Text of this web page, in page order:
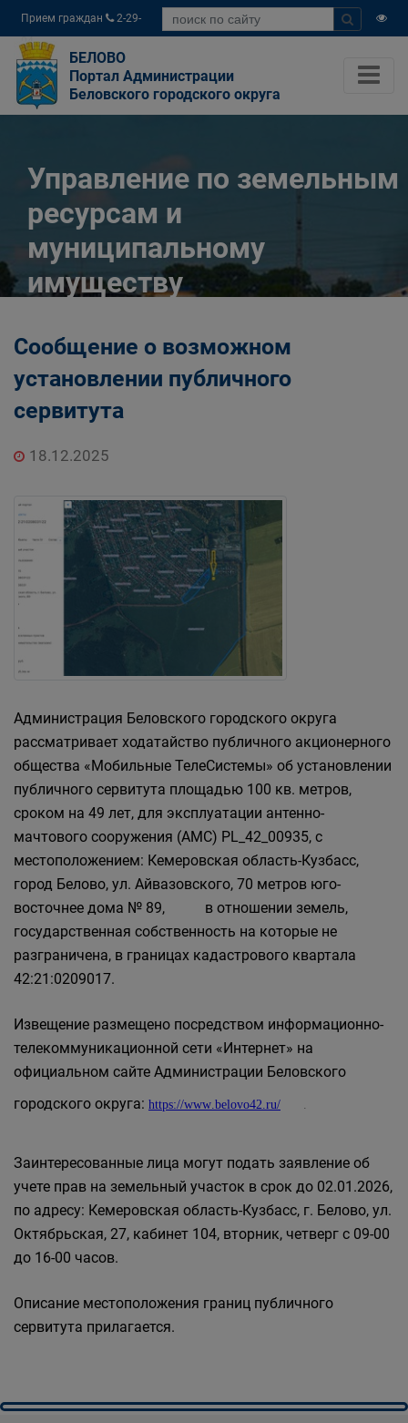
Прием граждан
2-29-
04
БЕЛОВО
Портал Администрации
Беловского городского округа
Управление по земельным
ресурсам и
муниципальному
имуществу
Беловского городского
округа
Структурные подразделения Администрации
Управление по земельным ресурсам и
муниципальному имуществу Администрации
Беловского городского округа
Сообщение о возможном
установлении публичного
сервитута
18.12.2025
Администрация Беловского городского округа
рассматривает ходатайство публичного акционерного
общества «Мобильные ТелеСистемы» об установлении
публичного сервитута площадью 100 кв. метров,
сроком на 49 лет, для эксплуатации антенно-
мачтового сооружения (АМС) PL_42_00935, с
местоположением: Кемеровская область-Кузбасс,
город Белово, ул. Айвазовского, 70 метров юго-
восточнее дома № 89, в отношении земель,
государственная собственность на которые не
разграничена, в границах кадастрового квартала
42:21:0209017.
Извещение размещено посредством информационно-
телекоммуникационной сети «Интернет» на
официальном сайте Администрации Беловского
городского округа: https://www.belovo42.ru/ .
Заинтересованные лица могут подать заявление об
учете прав на земельный участок в срок до 02.01.2026,
по адресу: Кемеровская область-Кузбасс, г. Белово, ул.
Октябрьская, 27, кабинет 104, вторник, четверг с 09-00
до 16-00 часов.
Описание местоположения границ публичного
сервитута прилагается.